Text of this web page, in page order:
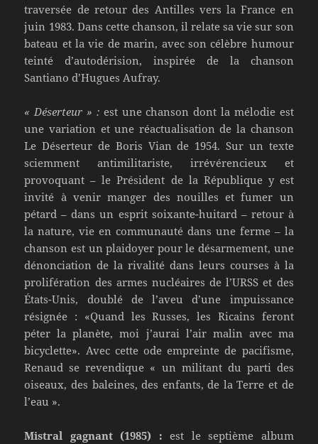
traversée de retour des Antilles vers la France en
juin 1983. Dans cette chanson, il relate sa vie sur son
bateau et la vie de marin, avec son célèbre humour
teinté d’autodérision, inspirée de la chanson
Santiano d’Hugues Aufray.
« Déserteur » :est une chanson dont la mélodie est
une variation et une réactualisation de la chanson
Le Déserteur de Boris Vian de 1954. Sur un texte
sciemment antimilitariste, irrévérencieux et
provoquant – le Président de la République y est
invité à venir manger des nouilles et fumer un
pétard – dans un esprit soixante-huitard – retour à
la nature, vie en communauté dans une ferme – la
chanson est un plaidoyer pour le désarmement, une
dénonciation de la rivalité dans leurs courses à la
prolifération des armes nucléaires de l’URSS et des
États-Unis, doublé de l’aveu d’une impuissance
résignée : «Quand les Russes, les Ricains feront
péter la planète, moi j’aurai l’air malin avec ma
bicyclette». Avec cette ode empreinte de pacifisme,
Renaud se revendique « un militant du parti des
oiseaux, des baleines, des enfants, de la Terre et de
l’eau ».
Mistral gagnant (1985) : est le septième album